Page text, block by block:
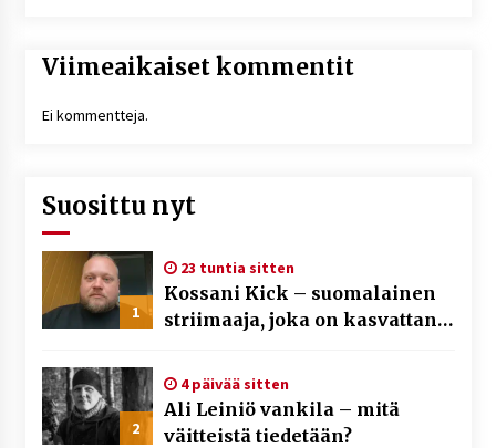
Viimeaikaiset kommentit
Ei kommentteja.
Suosittu nyt
1
23 tuntia sitten
Kossani Kick – suomalainen
striimaaja, joka on kasvattanut
2
4 päivää sitten
Ali Leiniö vankila – mitä
väitteistä tiedetään?